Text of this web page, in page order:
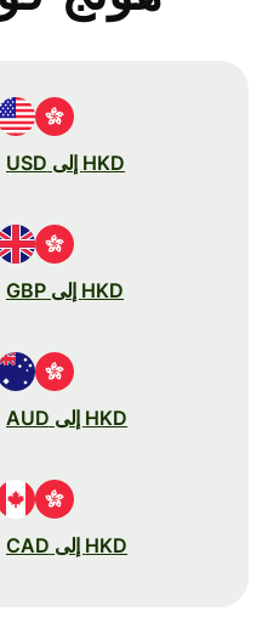
HKD إلى USD
HKD إلى GBP
HKD إلى AUD
HKD إلى CAD